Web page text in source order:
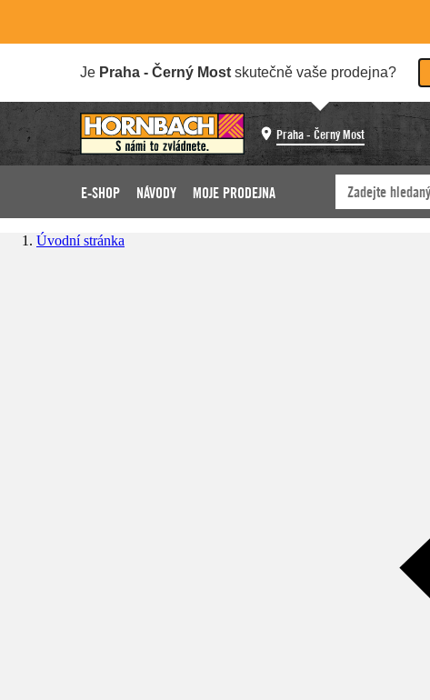
Je Praha - Černý Most skutečně vaše prodejna?
Praha - Černý Most
E-SHOP NÁVODY MOJE PRODEJNA
Úvodní stránka